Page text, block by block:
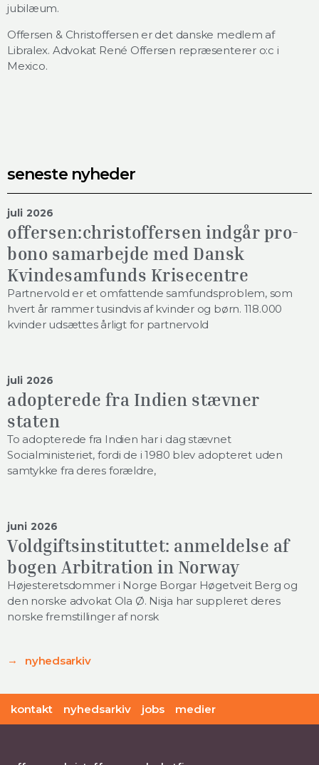
jubilæum.
Offersen & Christoffersen er det danske medlem af
Libralex. Advokat René Offersen repræsenterer o:c i
Mexico.
seneste nyheder
juli 2026
offersen:christoffersen indgår pro-
bono samarbejde med Dansk
Kvindesamfunds Krisecentre
Partnervold er et omfattende samfundsproblem, som
hvert år rammer tusindvis af kvinder og børn. 118.000
kvinder udsættes årligt for partnervold
juli 2026
adopterede fra Indien stævner
staten
To adopterede fra Indien har i dag stævnet
Socialministeriet, fordi de i 1980 blev adopteret uden
samtykke fra deres forældre,
juni 2026
Voldgiftsinstituttet: anmeldelse af
bogen Arbitration in Norway
Højesteretsdommer i Norge Borgar Høgetveit Berg og
den norske advokat Ola Ø. Nisja har suppleret deres
norske fremstillinger af norsk
nyhedsarkiv
kontakt nyhedsarkiv jobs medier